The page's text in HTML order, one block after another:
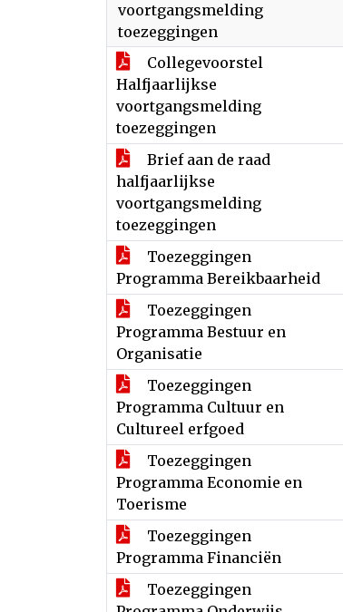
voortgangsmelding
toezeggingen
Collegevoorstel
Halfjaarlijkse
voortgangsmelding
toezeggingen
Brief aan de raad
halfjaarlijkse
voortgangsmelding
toezeggingen
Toezeggingen
Programma Bereikbaarheid
Toezeggingen
Programma Bestuur en
Organisatie
Toezeggingen
Programma Cultuur en
Cultureel erfgoed
Toezeggingen
Programma Economie en
Toerisme
Toezeggingen
Programma Financiën
Toezeggingen